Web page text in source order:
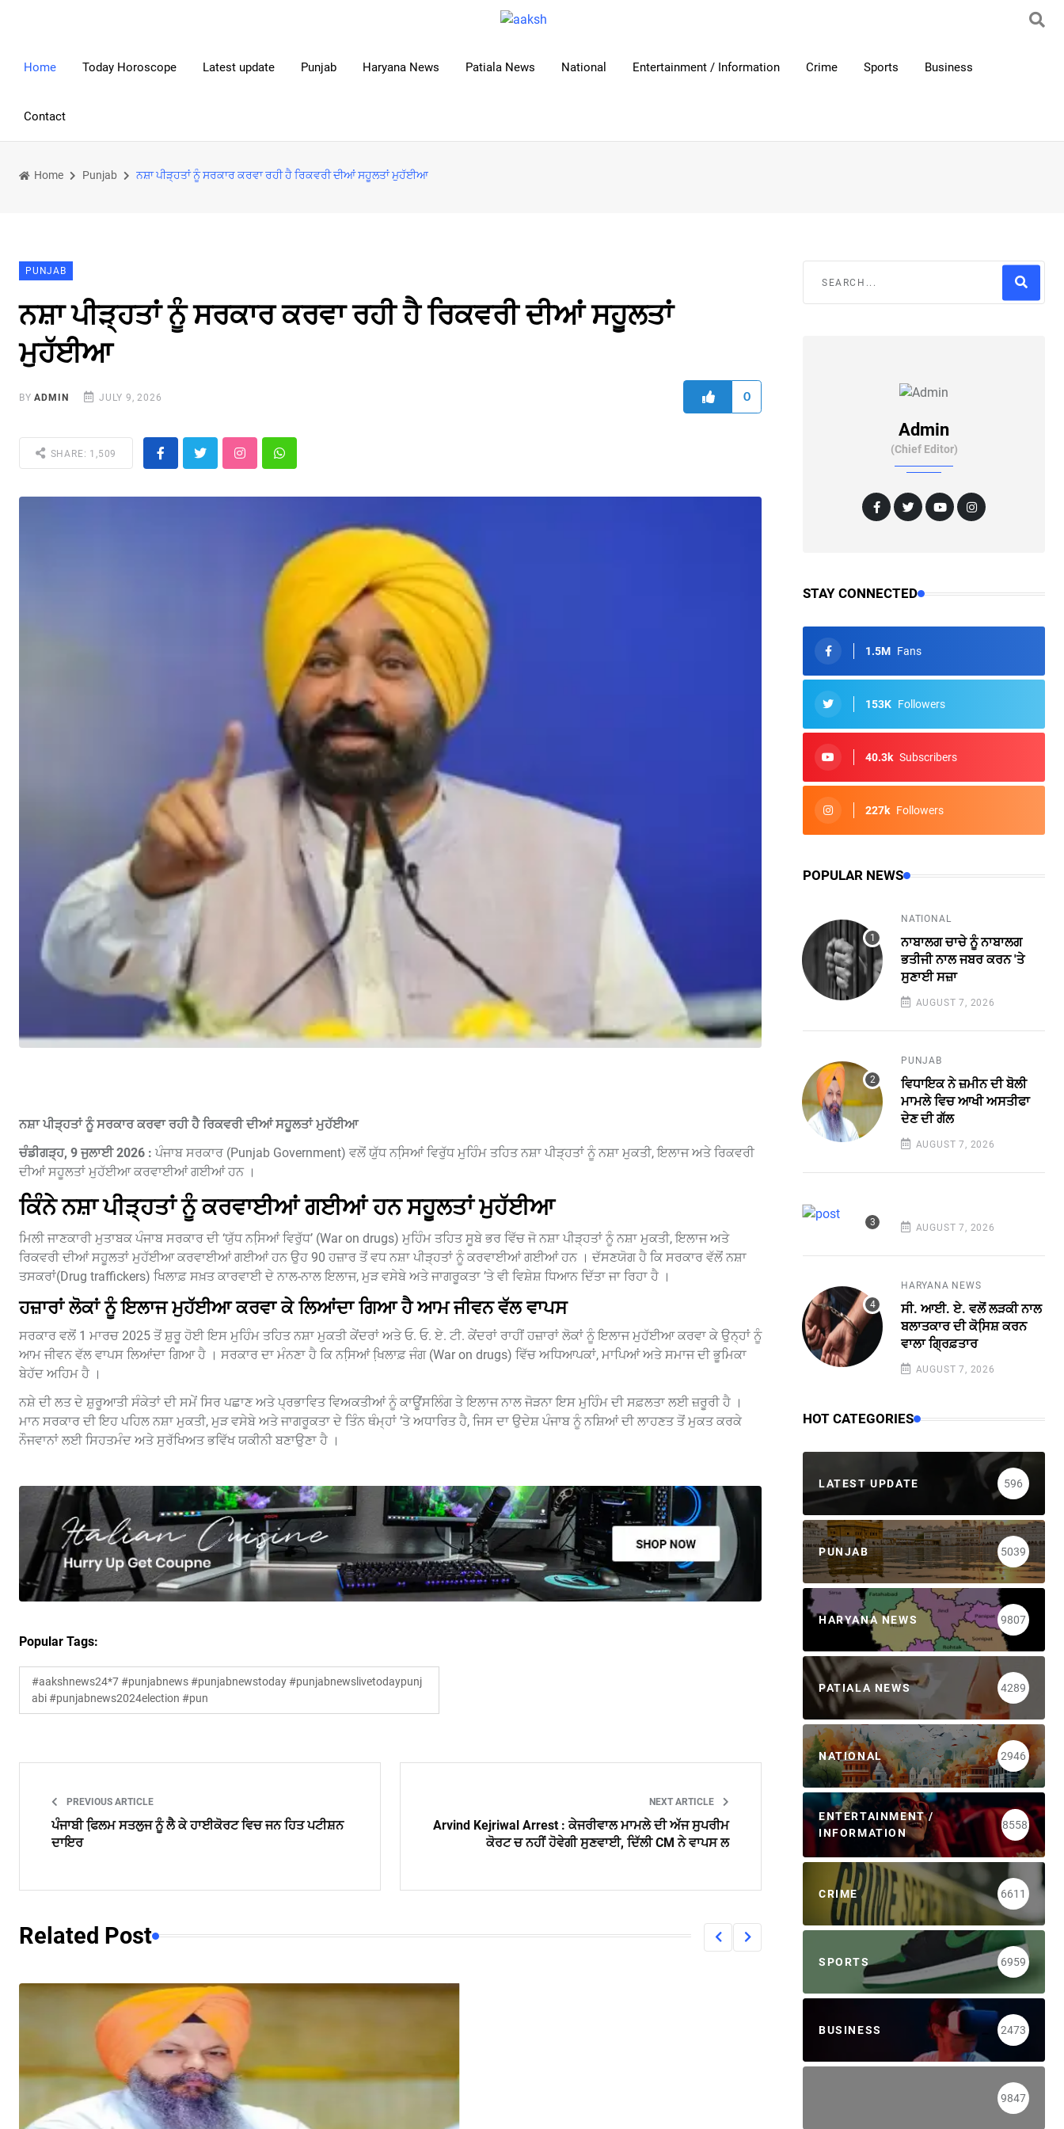
Home Today Horoscope Latest update Punjab Haryana News Patiala News National Entertainment / Information Crime Sports Business
Contact
Home Punjab ਨਸ਼ਾ ਪੀੜ੍ਹਤਾਂ ਨੂੰ ਸਰਕਾਰ ਕਰਵਾ ਰਹੀ ਹੈ ਰਿਕਵਰੀ ਦੀਆਂ ਸਹੂਲਤਾਂ ਮੁਹੱਈਆ
PUNJAB
ਨਸ਼ਾ ਪੀੜ੍ਹਤਾਂ ਨੂੰ ਸਰਕਾਰ ਕਰਵਾ ਰਹੀ ਹੈ ਰਿਕਵਰੀ ਦੀਆਂ ਸਹੂਲਤਾਂ
ਮੁਹੱਈਆ
BYADMIN JULY 9, 2026 0
SHARE: 1,509
ਨਸ਼ਾ ਪੀੜ੍ਹਤਾਂ ਨੂੰ ਸਰਕਾਰ ਕਰਵਾ ਰਹੀ ਹੈ ਰਿਕਵਰੀ ਦੀਆਂ ਸਹੂਲਤਾਂ ਮੁਹੱਈਆ
ਚੰਡੀਗੜ੍ਹ, 9 ਜੁਲਾਈ 2026 : ਪੰਜਾਬ ਸਰਕਾਰ (Punjab Government) ਵਲੋਂ ਯੁੱਧ ਨਸਿ਼ਆਂ ਵਿਰੁੱਧ ਮੁਹਿੰਮ ਤਹਿਤ ਨਸ਼ਾ ਪੀੜ੍ਹਤਾਂ ਨੂੰ ਨਸ਼ਾ ਮੁਕਤੀ, ਇਲਾਜ ਅਤੇ ਰਿਕਵਰੀ
ਦੀਆਂ ਸਹੂਲਤਾਂ ਮੁਹੱਈਆ ਕਰਵਾਈਆਂ ਗਈਆਂ ਹਨ ।
ਕਿੰਨੇ ਨਸ਼ਾ ਪੀੜ੍ਹਤਾਂ ਨੂੰ ਕਰਵਾਈਆਂ ਗਈਆਂ ਹਨ ਸਹੂਲਤਾਂ ਮੁਹੱਈਆ
ਮਿਲੀ ਜਾਣਕਾਰੀ ਮੁਤਾਬਕ ਪੰਜਾਬ ਸਰਕਾਰ ਦੀ ‘ਯੁੱਧ ਨਸਿ਼ਆਂ ਵਿਰੁੱਧ’ (War on drugs) ਮੁਹਿੰਮ ਤਹਿਤ ਸੂਬੇ ਭਰ ਵਿੱਚ ਜੋ ਨਸ਼ਾ ਪੀੜ੍ਹਤਾਂ ਨੂੰ ਨਸ਼ਾ ਮੁਕਤੀ, ਇਲਾਜ ਅਤੇ
ਰਿਕਵਰੀ ਦੀਆਂ ਸਹੂਲਤਾਂ ਮੁਹੱਈਆ ਕਰਵਾਈਆਂ ਗਈਆਂ ਹਨ ਉਹ 90 ਹਜ਼ਾਰ ਤੋਂ ਵਧ ਨਸ਼ਾ ਪੀੜ੍ਹਤਾਂ ਨੂੰ ਕਰਵਾਈਆਂ ਗਈਆਂ ਹਨ । ਦੱਸਣਯੋਗ ਹੈ ਕਿ ਸਰਕਾਰ ਵੱਲੋਂ ਨਸ਼ਾ
ਤਸਕਰਾਂ(Drug traffickers) ਖਿਲਾਫ਼ ਸਖ਼ਤ ਕਾਰਵਾਈ ਦੇ ਨਾਲ-ਨਾਲ ਇਲਾਜ, ਮੁੜ ਵਸੇਬੇ ਅਤੇ ਜਾਗਰੂਕਤਾ ’ਤੇ ਵੀ ਵਿਸ਼ੇਸ਼ ਧਿਆਨ ਦਿੱਤਾ ਜਾ ਰਿਹਾ ਹੈ ।
ਹਜ਼ਾਰਾਂ ਲੋਕਾਂ ਨੂੰ ਇਲਾਜ ਮੁਹੱਈਆ ਕਰਵਾ ਕੇ ਲਿਆਂਦਾ ਗਿਆ ਹੈ ਆਮ ਜੀਵਨ ਵੱਲ ਵਾਪਸ
ਸਰਕਾਰ ਵਲੋਂ 1 ਮਾਰਚ 2025 ਤੋਂ ਸ਼ੁਰੂ ਹੋਈ ਇਸ ਮੁਹਿੰਮ ਤਹਿਤ ਨਸ਼ਾ ਮੁਕਤੀ ਕੇਂਦਰਾਂ ਅਤੇ ਓ. ਓ. ਏ. ਟੀ. ਕੇਂਦਰਾਂ ਰਾਹੀਂ ਹਜ਼ਾਰਾਂ ਲੋਕਾਂ ਨੂੰ ਇਲਾਜ ਮੁਹੱਈਆ ਕਰਵਾ ਕੇ ਉਨ੍ਹਾਂ ਨੂੰ
ਆਮ ਜੀਵਨ ਵੱਲ ਵਾਪਸ ਲਿਆਂਦਾ ਗਿਆ ਹੈ । ਸਰਕਾਰ ਦਾ ਮੰਨਣਾ ਹੈ ਕਿ ਨਸਿ਼ਆਂ ਖਿ਼ਲਾਫ਼ ਜੰਗ (War on drugs) ਵਿੱਚ ਅਧਿਆਪਕਾਂ, ਮਾਪਿਆਂ ਅਤੇ ਸਮਾਜ ਦੀ ਭੂਮਿਕਾ
ਬੇਹੱਦ ਅਹਿਮ ਹੈ ।
ਨਸ਼ੇ ਦੀ ਲਤ ਦੇ ਸ਼ੁਰੂਆਤੀ ਸੰਕੇਤਾਂ ਦੀ ਸਮੇਂ ਸਿਰ ਪਛਾਣ ਅਤੇ ਪ੍ਰਭਾਵਿਤ ਵਿਅਕਤੀਆਂ ਨੂੰ ਕਾਊਂਸਲਿੰਗ ਤੇ ਇਲਾਜ ਨਾਲ ਜੋੜਨਾ ਇਸ ਮੁਹਿੰਮ ਦੀ ਸਫ਼ਲਤਾ ਲਈ ਜ਼ਰੂਰੀ ਹੈ ।
ਮਾਨ ਸਰਕਾਰ ਦੀ ਇਹ ਪਹਿਲ ਨਸ਼ਾ ਮੁਕਤੀ, ਮੁੜ ਵਸੇਬੇ ਅਤੇ ਜਾਗਰੂਕਤਾ ਦੇ ਤਿੰਨ ਥੰਮ੍ਹਾਂ ’ਤੇ ਅਧਾਰਿਤ ਹੈ, ਜਿਸ ਦਾ ਉਦੇਸ਼ ਪੰਜਾਬ ਨੂੰ ਨਸ਼ਿਆਂ ਦੀ ਲਾਹਣਤ ਤੋਂ ਮੁਕਤ ਕਰਕੇ
ਨੌਜਵਾਨਾਂ ਲਈ ਸਿਹਤਮੰਦ ਅਤੇ ਸੁਰੱਖਿਅਤ ਭਵਿੱਖ ਯਕੀਨੀ ਬਣਾਉਣਾ ਹੈ ।
Popular Tags:
#aakshnews24*7 #punjabnews #punjabnewstoday #punjabnewslivetodaypunj
abi #punjabnews2024election #pun
PREVIOUS ARTICLE
ਪੰਜਾਬੀ ਫਿ਼ਲਮ ਸਤਲੁਜ ਨੂੰ ਲੈ ਕੇ ਹਾਈਕੋਰਟ ਵਿਚ ਜਨ ਹਿਤ ਪਟੀਸ਼ਨ
ਦਾਇਰ
NEXT ARTICLE
Arvind Kejriwal Arrest : ਕੇਜਰੀਵਾਲ ਮਾਮਲੇ ਦੀ ਅੱਜ ਸੁਪਰੀਮ
ਕੋਰਟ ਚ ਨਹੀਂ ਹੋਵੇਗੀ ਸੁਣਵਾਈ, ਦਿੱਲੀ CM ਨੇ ਵਾਪਸ ਲ
Related Post
Admin
(Chief Editor)
STAY CONNECTED
1.5M Fans
153K Followers
40.3k Subscribers
227k Followers
POPULAR NEWS
NATIONAL
ਨਾਬਾਲਗ ਚਾਚੇ ਨੂੰ ਨਾਬਾਲਗ
ਭਤੀਜੀ ਨਾਲ ਜਬਰ ਕਰਨ 'ਤੇ
ਸੁਣਾਈ ਸਜ਼ਾ
AUGUST 7, 2026
PUNJAB
ਵਿਧਾਇਕ ਨੇ ਜ਼ਮੀਨ ਦੀ ਬੋਲੀ
ਮਾਮਲੇ ਵਿਚ ਆਖੀ ਅਸਤੀਫਾ
ਦੇਣ ਦੀ ਗੱਲ
AUGUST 7, 2026
AUGUST 7, 2026
HARYANA NEWS
ਸੀ. ਆਈ. ਏ. ਵਲੋਂ ਲੜਕੀ ਨਾਲ
ਬਲਾਤਕਾਰ ਦੀ ਕੋਸਿ਼ਸ਼ ਕਰਨ
ਵਾਲਾ ਗ੍ਰਿਫ਼ਤਾਰ
AUGUST 7, 2026
HOT CATEGORIES
LATEST UPDATE 596
PUNJAB 5039
HARYANA NEWS 9807
PATIALA NEWS 4289
NATIONAL 2946
ENTERTAINMENT /
INFORMATION
8558
CRIME 6611
SPORTS 6959
BUSINESS 2473
9847